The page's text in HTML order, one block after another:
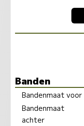
Banden
Bandenmaat voor
Bandenmaat
achter